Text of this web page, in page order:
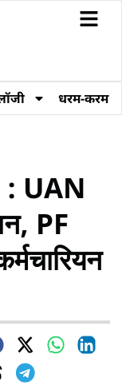
धरम-करम
UAN
PF